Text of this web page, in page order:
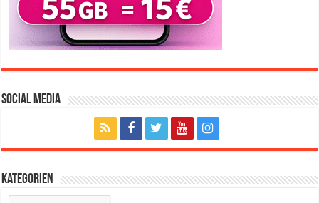
Social Media
Kategorien
Kategorien